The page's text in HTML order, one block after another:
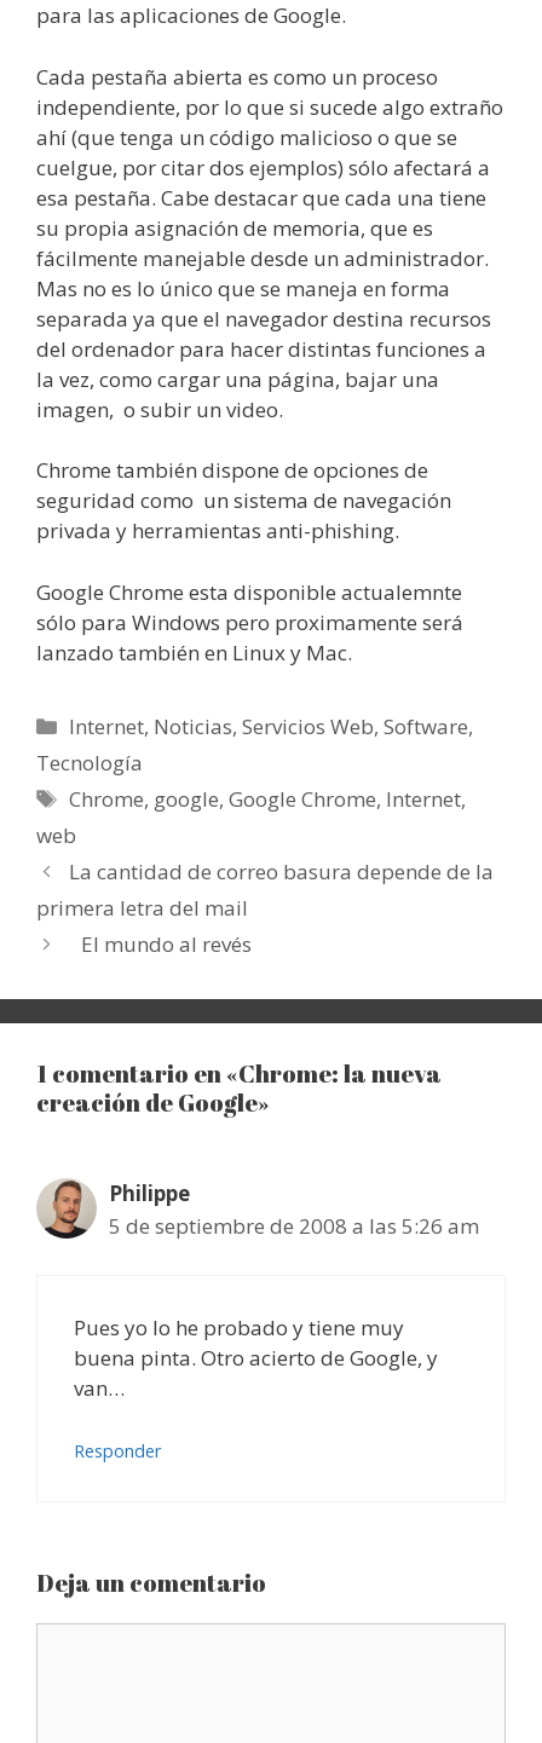
para las aplicaciones de Google.
Cada pestaña abierta es como un proceso
independiente, por lo que si sucede algo extraño
ahí (que tenga un código malicioso o que se
cuelgue, por citar dos ejemplos) sólo afectará a
esa pestaña. Cabe destacar que cada una tiene
su propia asignación de memoria, que es
fácilmente manejable desde un administrador.
Mas no es lo único que se maneja en forma
separada ya que el navegador destina recursos
del ordenador para hacer distintas funciones a
la vez, como cargar una página, bajar una
imagen, o subir un video.
Chrome también dispone de opciones de
seguridad como un sistema de navegación
privada y herramientas anti-phishing.
Google Chrome esta disponible actualemnte
sólo para Windows pero proximamente será
lanzado también en Linux y Mac.
Categorías
Internet, Noticias,Servicios Web,Software,
Tecnología
Etiquetas
Chrome, google,Google Chrome, Internet,
web
La cantidad de correo basura depende de la
primera letra del mail
El mundo al revés
1 comentario en «Chrome: la nueva
creación de Google»
Philippe
5 de septiembre de 2008 a las 5:26 am
Pues yo lo he probado y tiene muy
buena pinta. Otro acierto de Google, y
van…
Responder
Deja un comentario